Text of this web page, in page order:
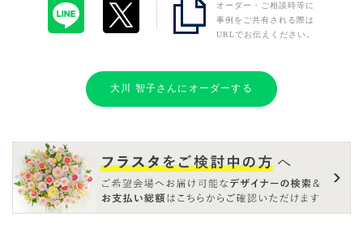
オーダー・ご相談時等に
事例をご共有される際は
URLでお伝えください。
大川 智子さんにオーダーする